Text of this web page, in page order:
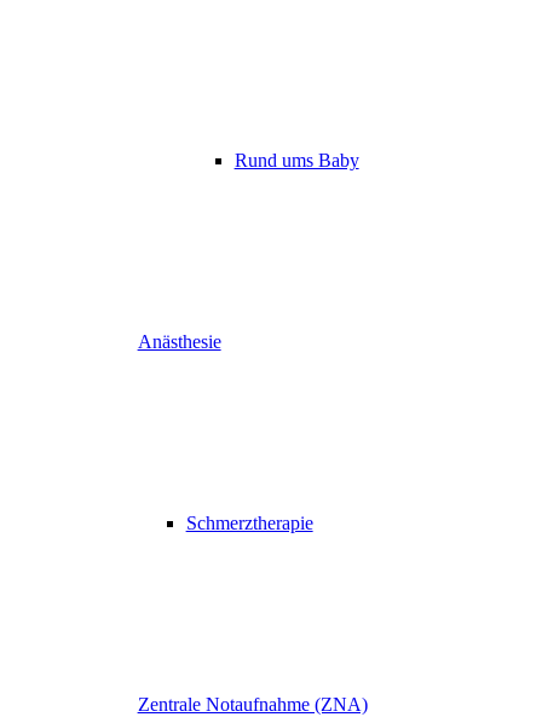
Rund ums Baby
Anästhesie
Schmerztherapie
Zentrale Notaufnahme (ZNA)